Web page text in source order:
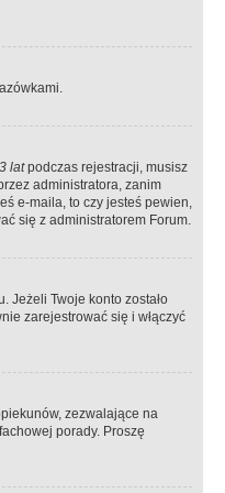
latpodczas rejestracji, musisz
administratora, zanim
e-maila, to czy jesteś pewien,
się z administratorem Forum.
Jeżeli Twoje konto zostało
zarejestrować się i włączyć
zezwalające na
porady. Proszę